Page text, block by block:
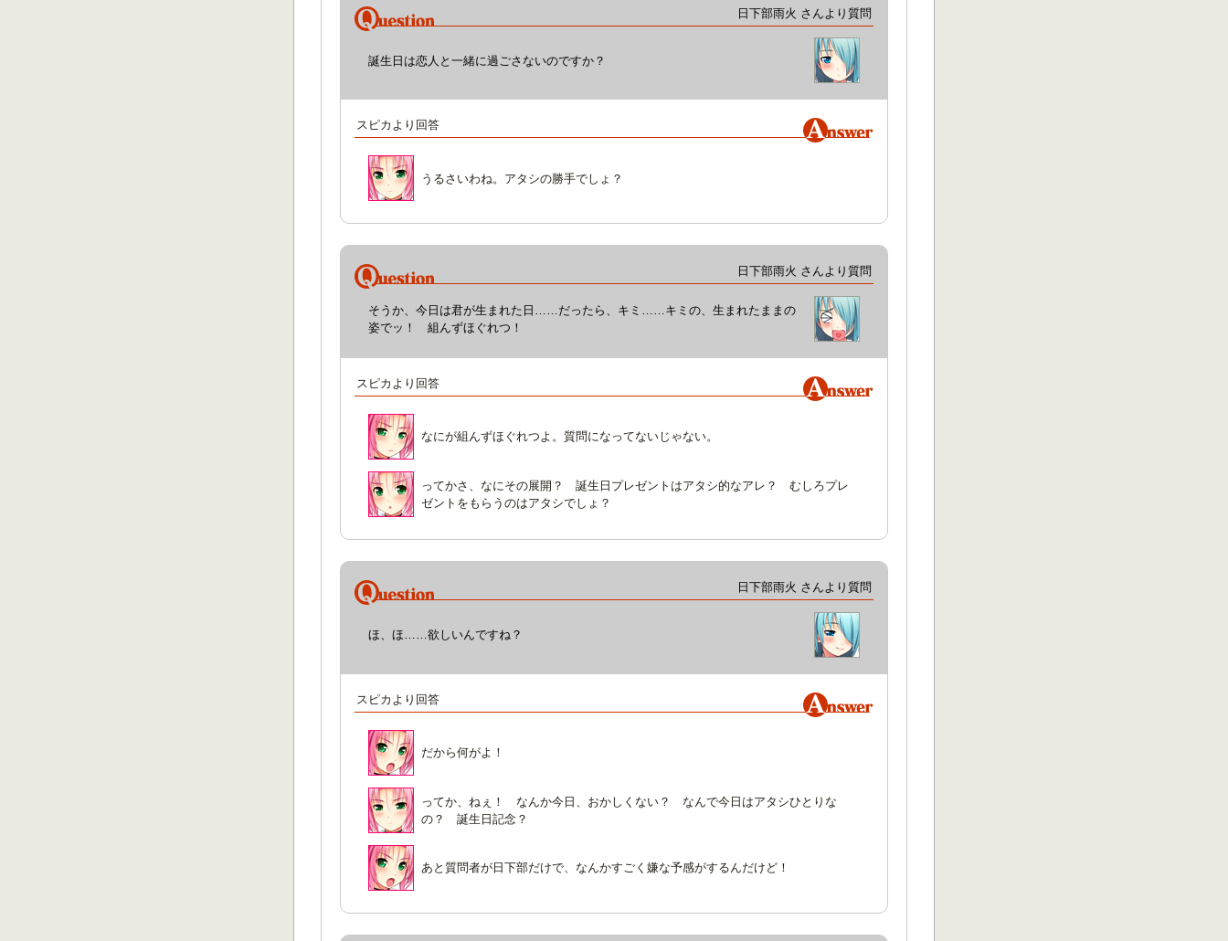
日下部雨火 さんより質問
誕生日は恋人と一緒に過ごさないのですか？
スピカより回答
うるさいわね。アタシの勝手でしょ？
日下部雨火 さんより質問
そうか、今日は君が生まれた日……だったら、キミ……キミの、生まれたままの
姿でッ！ 組んずほぐれつ！
スピカより回答
なにが組んずほぐれつよ。質問になってないじゃない。
ってかさ、なにその展開？ 誕生日プレゼントはアタシ的なアレ？ むしろプレ
ゼントをもらうのはアタシでしょ？
日下部雨火 さんより質問
ほ、ほ……欲しいんですね？
スピカより回答
だから何がよ！
ってか、ねぇ！ なんか今日、おかしくない？ なんで今日はアタシひとりな
の？ 誕生日記念？
あと質問者が日下部だけで、なんかすごく嫌な予感がするんだけど！